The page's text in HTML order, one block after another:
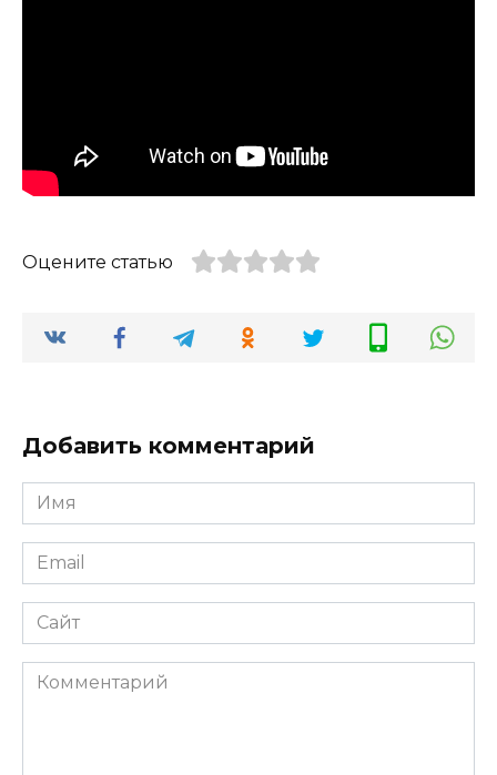
Оцените статью
Добавить комментарий
Имя
*
Email
*
Сайт
Комментарий